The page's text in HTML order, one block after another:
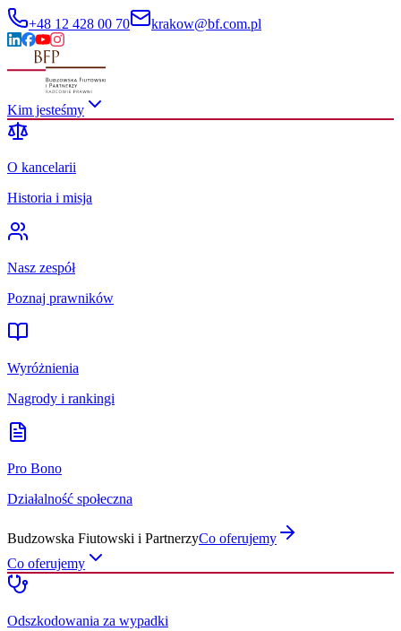
+48 12 428 00 70 krakow@bf.com.pl
Kim jesteśmy
O kancelarii
Historia i misja
Nasz zespół
Poznaj prawników
Wyróżnienia
Nagrody i rankingi
Pro Bono
Działalność społeczna
Budzowska Fiutowski i PartnerzyCo oferujemy
Co oferujemy
Odszkodowania za wypadki